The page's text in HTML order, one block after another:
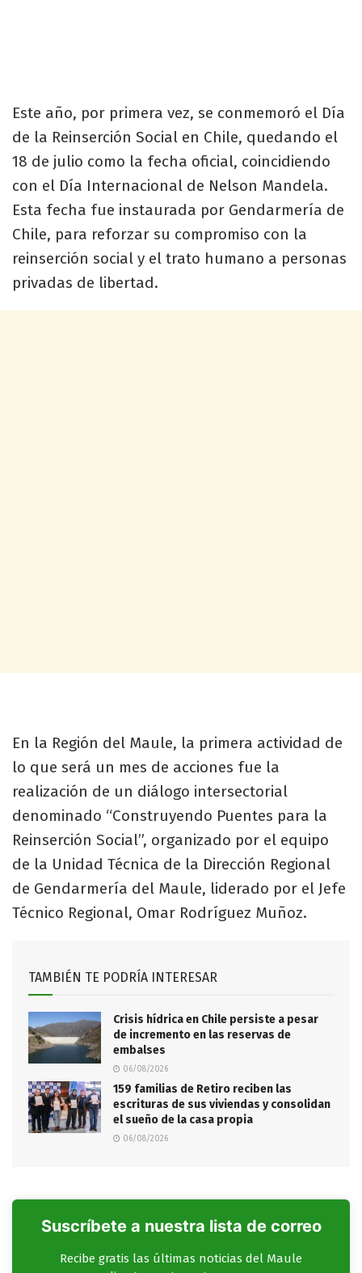
Este año, por primera vez, se conmemoró el Día
de la Reinserción Social en Chile, quedando el
18 de julio como la fecha oficial, coincidiendo
con el Día Internacional de Nelson Mandela.
Esta fecha fue instaurada por Gendarmería de
Chile, para reforzar su compromiso con la
reinserción social y el trato humano a personas
privadas de libertad.
En la Región del Maule, la primera actividad de
lo que será un mes de acciones fue la
realización de un diálogo intersectorial
denominado “Construyendo Puentes para la
Reinserción Social”, organizado por el equipo
de la Unidad Técnica de la Dirección Regional
de Gendarmería del Maule, liderado por el Jefe
Técnico Regional, Omar Rodríguez Muñoz.
TAMBIÉN TE PODRÍA INTERESAR
Crisis hídrica en Chile persiste a pesar
de incremento en las reservas de
embalses
06/08/2026
159 familias de Retiro reciben las
escrituras de sus viviendas y consolidan
el sueño de la casa propia
06/08/2026
Suscríbete a nuestra lista de correo
Recibe gratis las últimas noticias del Maule